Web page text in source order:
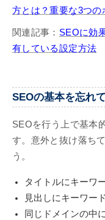
方とは？重要な3つの
関連記事： SEOに効
有している設定方法
SEOの基本を忘れ
SEOを行う上で基本
す。意外と抜け落ち
う。
タイトルにキーワ
見出しにキーワー
同じドメインの中